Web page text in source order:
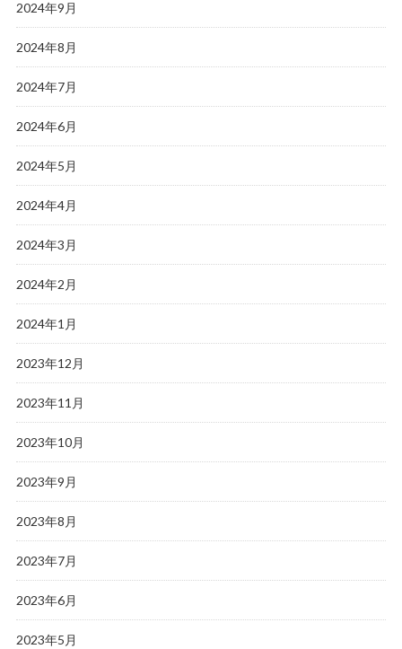
2024年9月
2024年8月
2024年7月
2024年6月
2024年5月
2024年4月
2024年3月
2024年2月
2024年1月
2023年12月
2023年11月
2023年10月
2023年9月
2023年8月
2023年7月
2023年6月
2023年5月